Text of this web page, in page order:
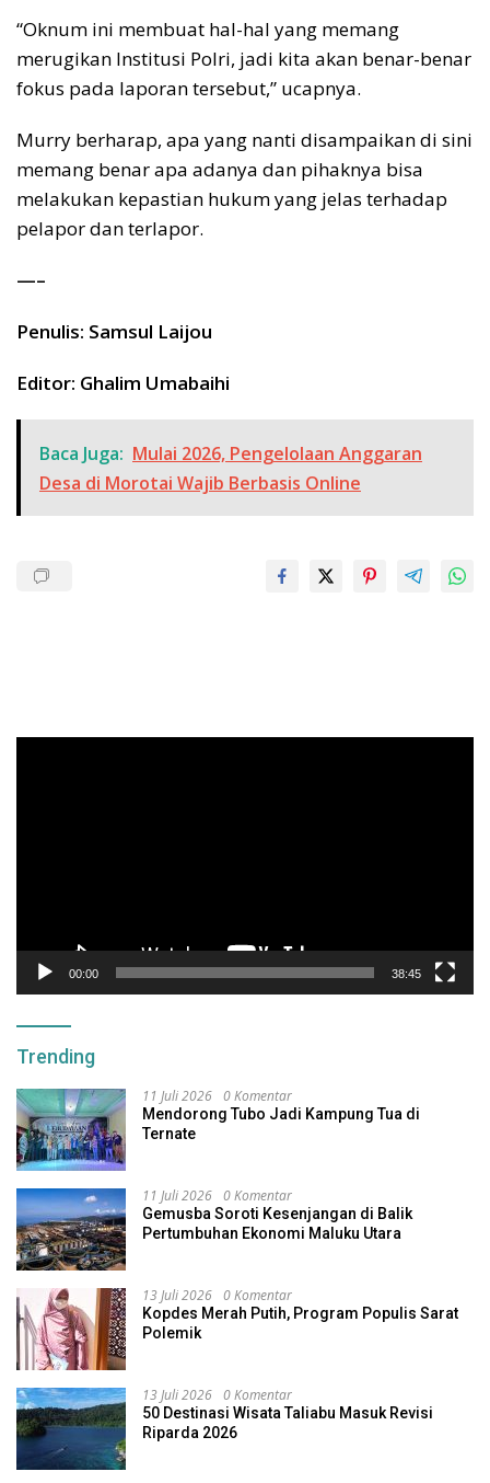
“Oknum ini membuat hal-hal yang memang
merugikan Institusi Polri, jadi kita akan benar-benar
fokus pada laporan tersebut,” ucapnya.
Murry berharap, apa yang nanti disampaikan di sini
memang benar apa adanya dan pihaknya bisa
melakukan kepastian hukum yang jelas terhadap
pelapor dan terlapor.
—–
Penulis: Samsul Laijou
Editor: Ghalim Umabaihi
Baca Juga: Mulai 2026, Pengelolaan Anggaran
Desa di Morotai Wajib Berbasis Online
00:00 38:45
Trending
11 Juli 2026 0 Komentar
Mendorong Tubo Jadi Kampung Tua di
Ternate
11 Juli 2026 0 Komentar
Gemusba Soroti Kesenjangan di Balik
Pertumbuhan Ekonomi Maluku Utara
13 Juli 2026 0 Komentar
Kopdes Merah Putih, Program Populis Sarat
Polemik
13 Juli 2026 0 Komentar
50 Destinasi Wisata Taliabu Masuk Revisi
Riparda 2026